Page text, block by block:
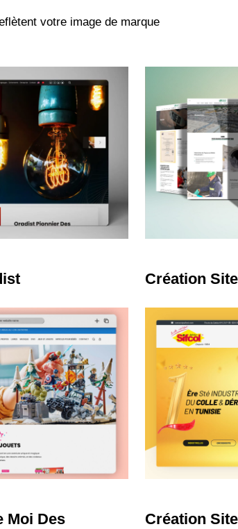
votre image de marque
Création Site
more
Moi Des
Création
more